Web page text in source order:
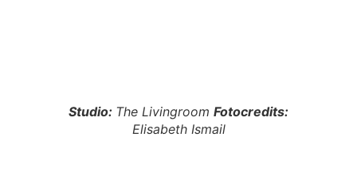
Studio: The Livingroom Fotocredits:
Elisabeth Ismail